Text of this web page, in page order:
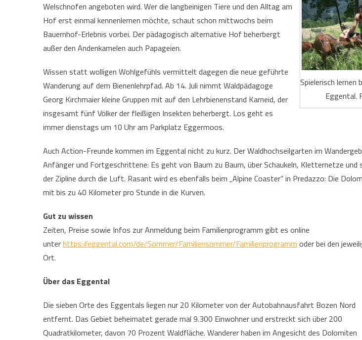
Spielerisch lernen
Eggental.
Welschnofen angeboten wird. Wer die langbeinigen Tiere und den Alltag am
Hof erst einmal kennenlernen möchte, schaut schon mittwochs beim
Bauernhof-Erlebnis vorbei. Der pädagogisch alternative Hof beherbergt
außer den Andenkamelen auch Papageien.
Wissen statt wolligen Wohlgefühls vermittelt dagegen die neue geführte
Wanderung auf dem Bienenlehrpfad. Ab 14. Juli nimmt Waldpädagoge
Georg Kirchmaier kleine Gruppen mit auf den Lehrbienenstand Karneid, der
insgesamt fünf Völker der fleißigen Insekten beherbergt. Los geht es
immer dienstags um 10 Uhr am Parkplatz Eggermoos.
Auch Action-Freunde kommen im Eggental nicht zu kurz. Der Waldhochseilgarten im
Anfänger und Fortgeschrittene: Es geht von Baum zu Baum, über Schaukeln, Kletternetze und
der Zipline durch die Luft. Rasant wird es ebenfalls beim „Alpine Coaster“ in Predazzo: Die
mit bis zu 40 Kilometer pro Stunde in die Kurven.
Gut zu wissen
Zeiten, Preise sowie Infos zur Anmeldung beim Familienprogramm gibt es online
unterhttps://eggental.com/de/Sommer/Familiensommer/Familienprogramm oder bei den
Ort.
Über das Eggental
Die sieben Orte des Eggentals liegen nur 20 Kilometer von der Autobahnausfahrt Bozen Nord
entfernt. Das Gebiet beheimatet gerade mal 9.300 Einwohner und erstreckt sich über 200
Quadratkilometer, davon 70 Prozent Waldfläche. Wanderer haben im Angesicht des Dolomiten